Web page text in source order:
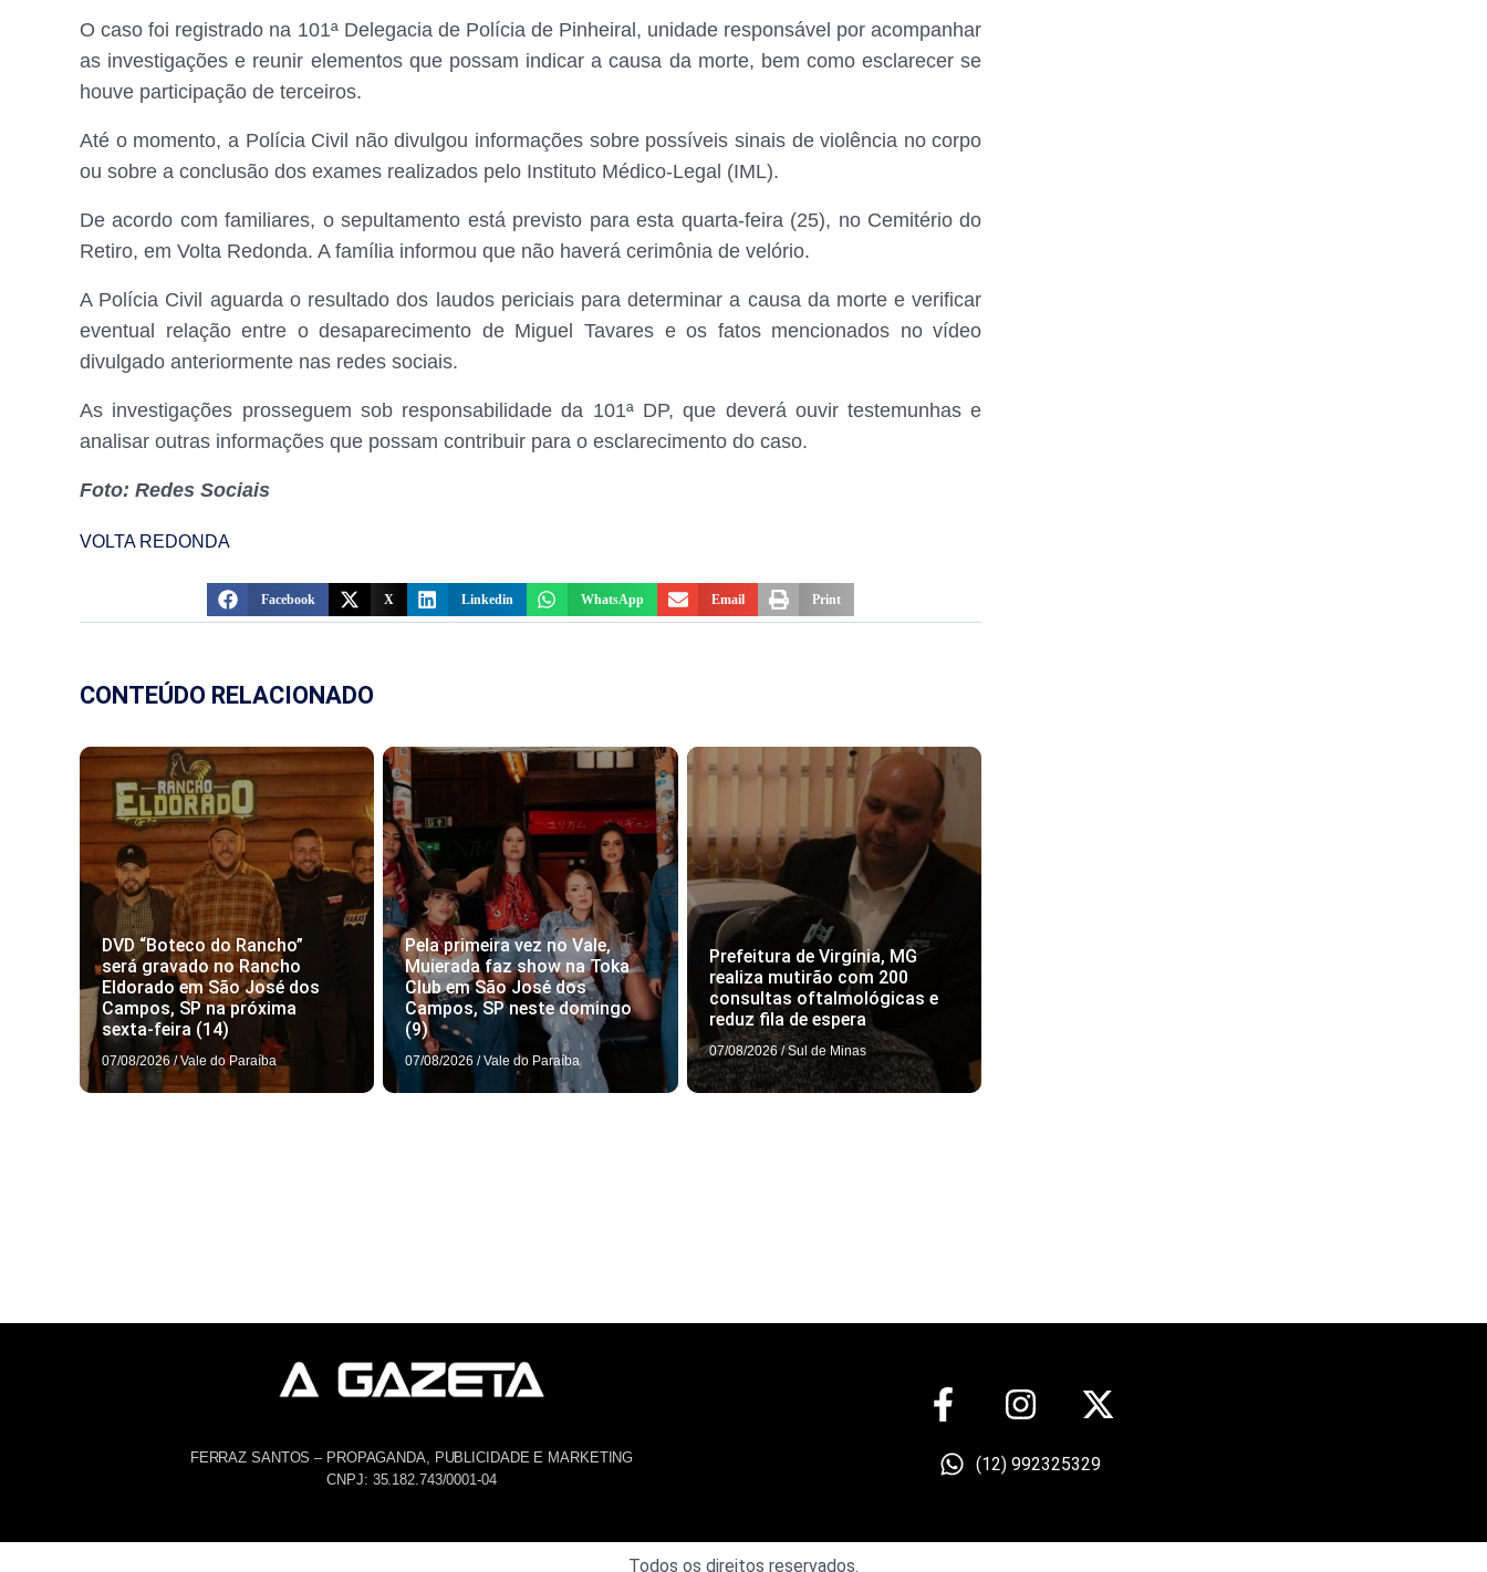
O caso foi registrado na 101ª Delegacia de Polícia de Pinheiral, unidade responsável por acompanhar
as investigações e reunir elementos que possam indicar a causa da morte, bem como esclarecer se
houve participação de terceiros.
Até o momento, a Polícia Civil não divulgou informações sobre possíveis sinais de violência no corpo
ou sobre a conclusão dos exames realizados pelo Instituto Médico-Legal (IML).
De acordo com familiares, o sepultamento está previsto para esta quarta-feira (25), no Cemitério do
Retiro, em Volta Redonda. A família informou que não haverá cerimônia de velório.
A Polícia Civil aguarda o resultado dos laudos periciais para determinar a causa da morte e verificar
eventual relação entre o desaparecimento de Miguel Tavares e os fatos mencionados no vídeo
divulgado anteriormente nas redes sociais.
As investigações prosseguem sob responsabilidade da 101ª DP, que deverá ouvir testemunhas e
analisar outras informações que possam contribuir para o esclarecimento do caso.
Foto: Redes Sociais
VOLTA REDONDA
Facebook X Linkedin WhatsApp Email Print
CONTEÚDO RELACIONADO
DVD “Boteco do Rancho”
será gravado no Rancho
Eldorado em São José dos
Campos, SP na próxima
sexta-feira (14)
07/08/2026 / Vale do Paraíba
Pela primeira vez no Vale,
Muierada faz show na Toka
Club em São José dos
Campos, SP neste domingo
(9)
07/08/2026 / Vale do Paraíba
Prefeitura de Virgínia, MG
realiza mutirão com 200
consultas oftalmológicas e
reduz fila de espera
07/08/2026 / Sul de Minas
FERRAZ SANTOS – PROPAGANDA, PUBLICIDADE E MARKETING
CNPJ: 35.182.743/0001-04
(12) 992325329
Todos os direitos reservados.